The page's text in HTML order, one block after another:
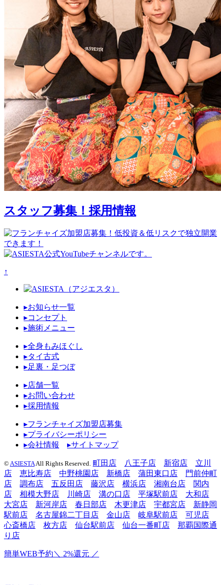
スタッフ募集！ 採用情報
↑
▸お知らせ一覧
▸コンセプト
▸施術メニュー
▸全身もみほぐし
▸タイ古式
▸足裏・足つぼ
▸店舗一覧
▸お問い合わせ
▸採用情報
▸フランチャイズ加盟店募集
▸プライバシーポリシー
▸会社情報
▸サイトマップ
© ASIESTA All Rights Reserved. 町田店 八王子店 新宿店
立川
店
恵比寿店 中野桃園店 新橋店 蒲田東口店
門前仲町
店
調布店 五反田店 藤沢店 横浜店 湘南台店
関内
店
相模大野店 川崎店 溝の口店 平塚駅前店
大和店
大宮店
新河岸店 春日部店 木更津店 宇都宮店
新静岡
駅前店
名古屋錦二丁目店 金山店 岐阜駅前店
可児店
心斎橋店
枚方店 仙台駅前店 仙台一番町店
那覇国際通
り店
簡単WEB予約＼ 2%還元 ／